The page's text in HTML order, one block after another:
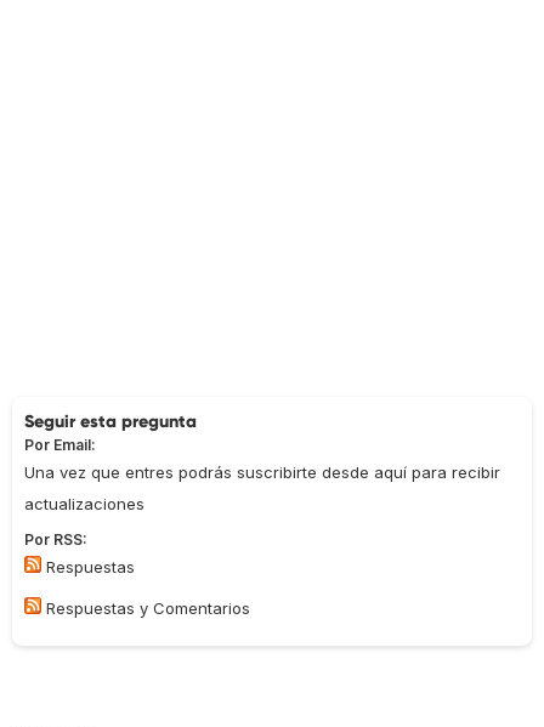
Seguir esta pregunta
Por Email:
Una vez que entres podrás suscribirte desde aquí para recibir
actualizaciones
Por RSS:
Respuestas
Respuestas y Comentarios